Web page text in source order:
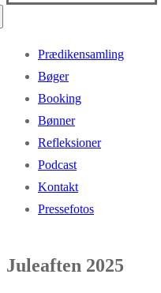
Prædikensamling
Bøger
Booking
Bønner
Refleksioner
Podcast
Kontakt
Pressefotos
Juleaften 2025